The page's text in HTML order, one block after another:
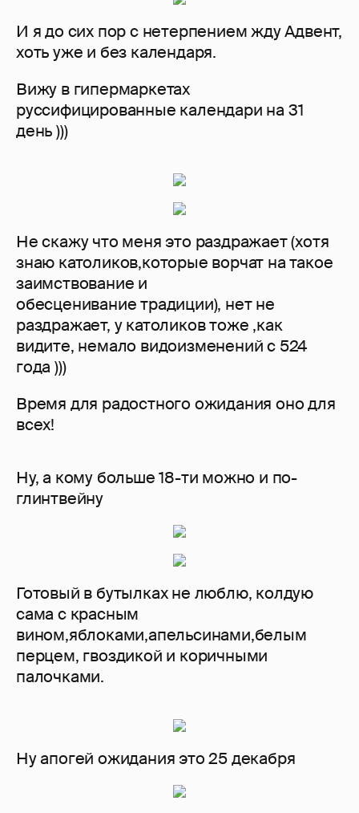
И я до сих пор с нетерпением жду Адвент,
хоть уже и без календаря.
Вижу в гипермаркетах
руссифицированные календари на 31
день )))
Не скажу что меня это раздражает (хотя
знаю католиков,которые ворчат на такое
заимствование и
обесценивание традиции), нет не
раздражает, у католиков тоже ,как
видите, немало видоизменений с 524
года )))
Время для радостного ожидания оно для
всех!
Ну, а кому больше 18-ти можно и по-
глинтвейну
Готовый в бутылках не люблю, колдую
сама с красным
вином,яблоками,апельсинами,белым
перцем, гвоздикой и коричными
палочками.
Ну апогей ожидания это 25 декабря